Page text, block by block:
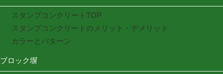
スタンプコンクリートTOP
スタンプコンクリートのメリット・デメリット
カラーとパターン
ブロック塀